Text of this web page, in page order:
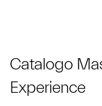
Catalogo
Experience